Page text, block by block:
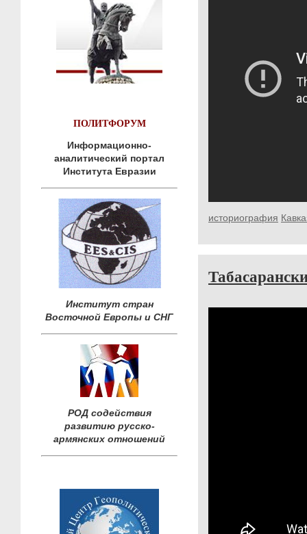
ПОЛИТФОРУМ
Информационно-
аналитический портал
Института Евразии
Институт стран
Восточной Европы и СНГ
РОД содействия
развитию русско-
армянских отношений
историография